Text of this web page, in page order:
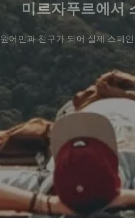
미르자푸르에서
원어민과 친구가 되어 실제 스페